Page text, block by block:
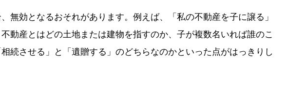
無効となるおそれがあります。例えば、「私の不動産を子に譲る」
動産とはどの土地または建物を指すのか、子が複数名いれば誰のこ
続させる」と「遺贈する」のどちらなのかといった点がはっきりし